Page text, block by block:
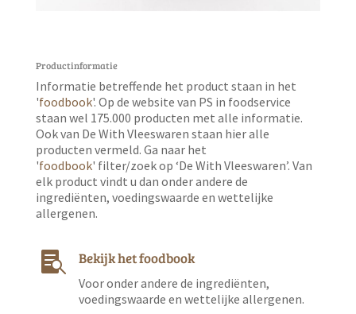
Productinformatie
Informatie betreffende het product staan in het
'foodbook'. Op de website van PS in foodservice
staan wel 175.000 producten met alle informatie.
Ook van De With Vleeswaren staan hier alle
producten vermeld. Ga naar het
'foodbook' filter/zoek op ‘De With Vleeswaren’. Van
elk product vindt u dan onder andere de
ingrediënten, voedingswaarde en wettelijke
allergenen.
 Bekijk het foodbook
Voor onder andere de ingrediënten,
voedingswaarde en wettelijke allergenen.